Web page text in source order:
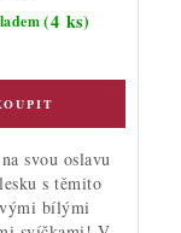
(4 ks)
svou oslavu
s těmito
bílými